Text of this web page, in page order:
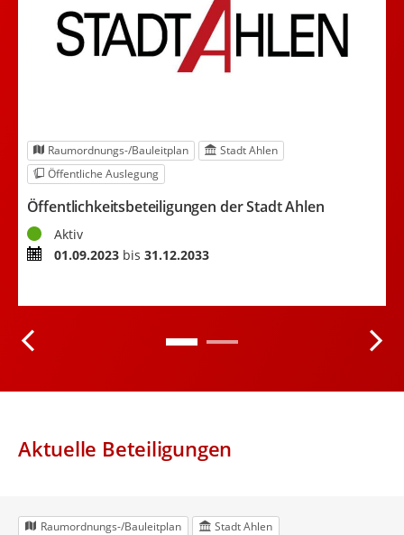
Raumordnungs-/Bauleitplan
Stadt Ahlen
Öffentliche Auslegung
Öffentlichkeitsbeteiligungen der Stadt Ahlen
StatusAktiv
Zeitraum01.09.2023bis 31.12.2033
Aktuelle Beteiligungen
Raumordnungs-/Bauleitplan Stadt Ahlen